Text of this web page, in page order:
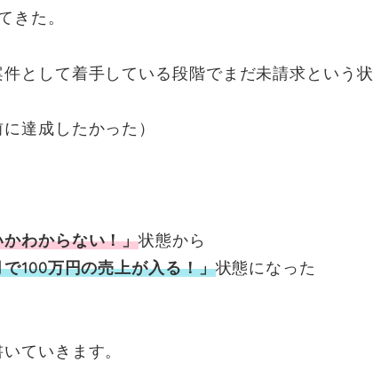
きた。
件として着手している段階でまだ未請求という状
達成したかった）
わからない！」状態から
100万円の売上が入る！」状態になった
ていきます。